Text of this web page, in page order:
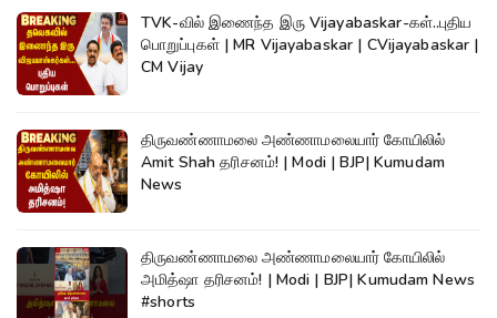
TVK-வில் இணைந்த இரு Vijayabaskar-கள்..புதிய
பொறுப்புகள் | MR Vijayabaskar | CVijayabaskar |
CM Vijay
திருவண்ணாமலை அண்ணாமலையார் கோயிலில்
Amit Shah தரிசனம்! | Modi | BJP| Kumudam
News
திருவண்ணாமலை அண்ணாமலையார் கோயிலில்
அமித்ஷா தரிசனம்! | Modi | BJP| Kumudam News
#shorts